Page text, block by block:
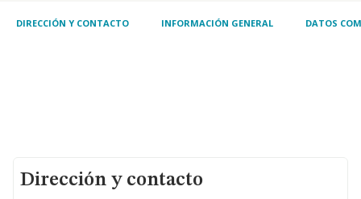
animales vivos y todo tipo
DIRECCIÓN Y CONTACTO INFORMACIÓN GENERAL DATOS
Dirección y contacto